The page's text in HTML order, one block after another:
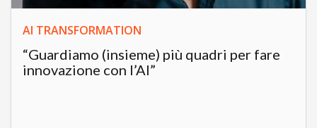
AI TRANSFORMATION
“Guardiamo (insieme) più quadri per fare
innovazione con l’AI”